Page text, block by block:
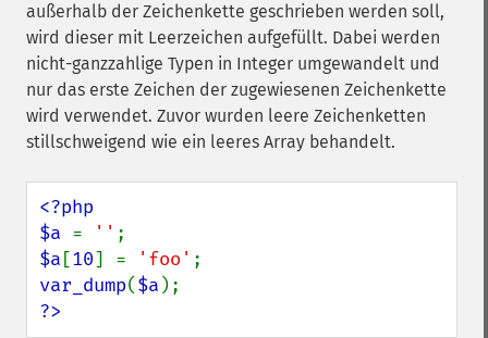
außerhalb der Zeichenkette geschrieben werden soll,
wird dieser mit Leerzeichen aufgefüllt. Dabei werden
nicht-ganzzahlige Typen in Integer umgewandelt und
nur das erste Zeichen der zugewiesenen Zeichenkette
wird verwendet. Zuvor wurden leere Zeichenketten
stillschweigend wie ein leeres Array behandelt.
<?php
$a = ''
$a [10] = 'foo'
var_dump($a
?>